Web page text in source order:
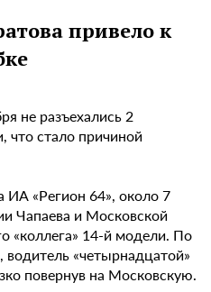
привело к
не разъехались 2
что стало причиной
ИА «Регион 64», около 7
Чапаева и Московской
«коллега» 14-й модели. По
«четырнадцатой»
повернув на Московскую.